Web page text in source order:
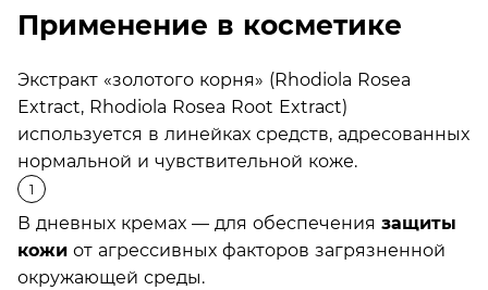
Применение в косметике
Экстракт «золотого корня» (Rhodiola Rosea
Extract, Rhodiola Rosea Root Extract)
используется в линейках средств, адресованных
нормальной и чувствительной коже.
В дневных кремах — для обеспечения защиты
кожи от агрессивных факторов загрязненной
окружающей среды.